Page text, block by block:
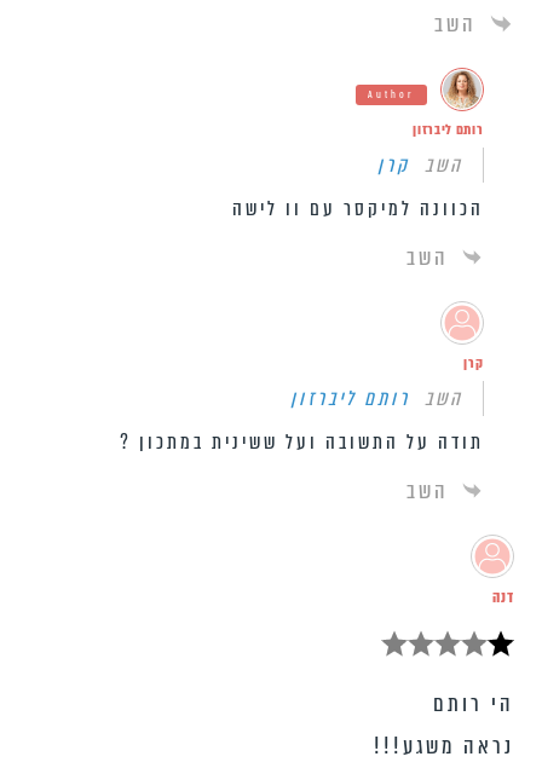
השב
Author
רותם ליברזון
השב קרן
הכוונה למיקסר עם וו לישה
השב
קרן
השב רותם ליברזון
תודה על התשובה ועל ששינית במתכון ?
השב
דנה
הי רותם
נראה משגע!!!